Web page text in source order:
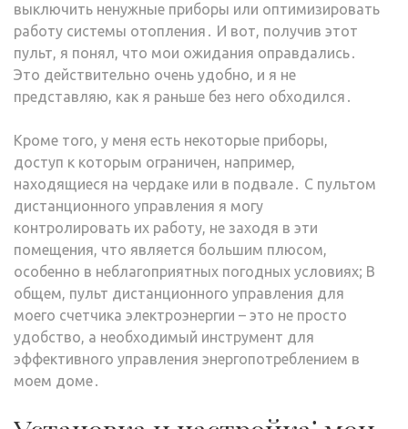
выключить ненужные приборы или оптимизировать
работу системы отопления․ И вот, получив этот
пульт, я понял, что мои ожидания оправдались․
Это действительно очень удобно, и я не
представляю, как я раньше без него обходился․
Кроме того, у меня есть некоторые приборы,
доступ к которым ограничен, например,
находящиеся на чердаке или в подвале․ С пультом
дистанционного управления я могу
контролировать их работу, не заходя в эти
помещения, что является большим плюсом,
особенно в неблагоприятных погодных условиях; В
общем, пульт дистанционного управления для
моего счетчика электроэнергии – это не просто
удобство, а необходимый инструмент для
эффективного управления энергопотреблением в
моем доме․